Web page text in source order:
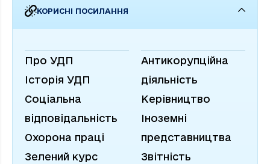
КОРИСНІ ПОСИЛАННЯ
Про УДП
Історія УДП
Соціальна
відповідальність
Охорона праці
Зелений курс
Антикорупційна
діяльність
Керівництво
Іноземні
представництва
Звітність